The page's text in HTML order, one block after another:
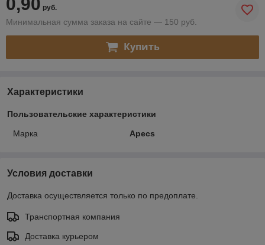
руб.
Минимальная сумма заказа на сайте — 150 руб.
Купить
Характеристики
Пользовательские характеристики
Марка Apecs
Условия доставки
Доставка осуществляется только по предоплате.
Транспортная компания
Доставка курьером